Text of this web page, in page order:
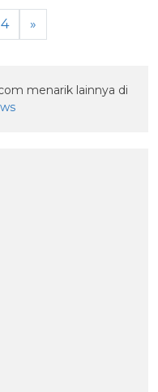
4 »
menarik lainnya di